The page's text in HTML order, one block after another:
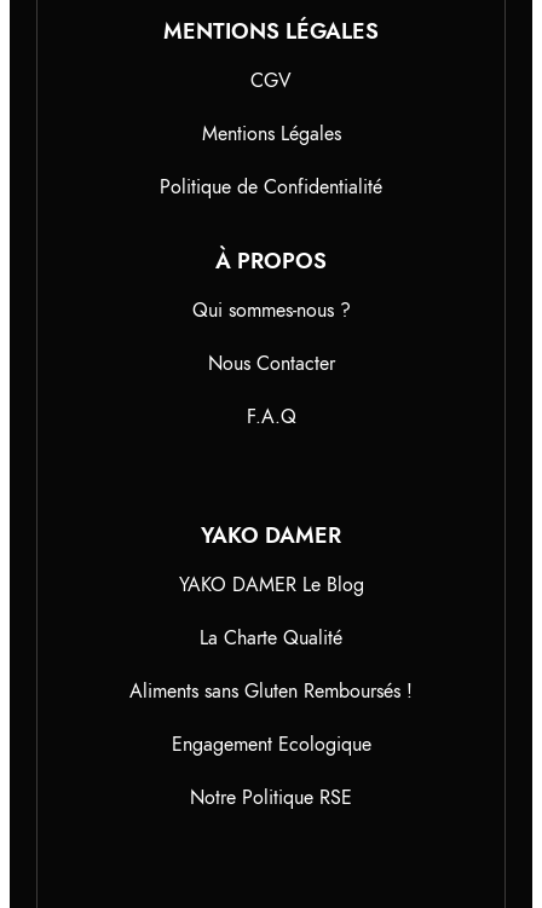
MENTIONS LÉGALES
CGV
Mentions Légales
Politique de Confidentialité
À PROPOS
Qui sommes-nous ?
Nous Contacter
F.A.Q
YAKO DAMER
YAKO DAMER Le Blog
La Charte Qualité
Aliments sans Gluten Remboursés !
Engagement Ecologique
Notre Politique RSE